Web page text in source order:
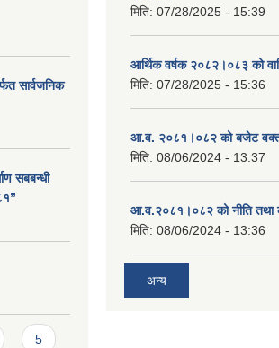
सार्वजनिक
सबबन्धी
5
मिति: 07/28/2025 - 15:39
आर्थिक वर्षक २०८२।०८३ को
मिति: 07/28/2025 - 15:36
आ.व. २०८१।०८२ को बजेट
मिति: 08/06/2024 - 13:37
आ.व.२०८१।०८२ को नीति तथा
मिति: 08/06/2024 - 13:36
अन्य